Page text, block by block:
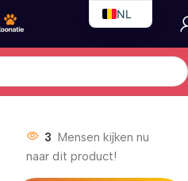
3 Mensen kijken nu
naar dit product!
NL